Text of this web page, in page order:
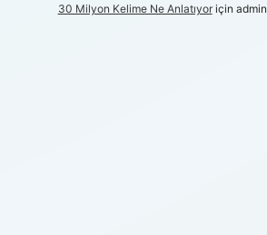
30 Milyon Kelime Ne Anlatıyoriçin admin